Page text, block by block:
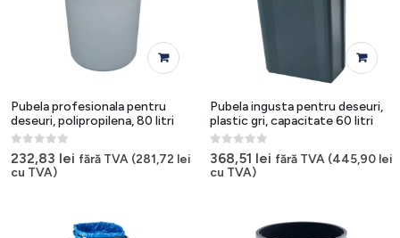
Pubela profesionala pentru
deseuri, polipropilena, 80 litri
0out of 5
232,83 lei fără TVA (281,72 lei
cu TVA)
Pubela ingusta pentru deseuri,
plastic gri, capacitate 60 litri
0out of 5
368,51 lei fără TVA (445,90 lei
cu TVA)